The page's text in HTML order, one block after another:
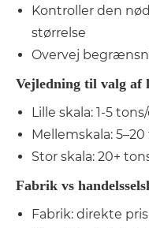
Kontroller den
størrelse
Overvej
Vejledning til valg af
Lille skala: 1-5
Mellemskala:
Stor skala: 20+
Fabrik vs
Fabrik: direkte